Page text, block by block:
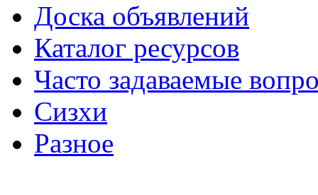
Доска объявлений
Каталог ресурсов
Часто задаваемые
Сизхи
Разное